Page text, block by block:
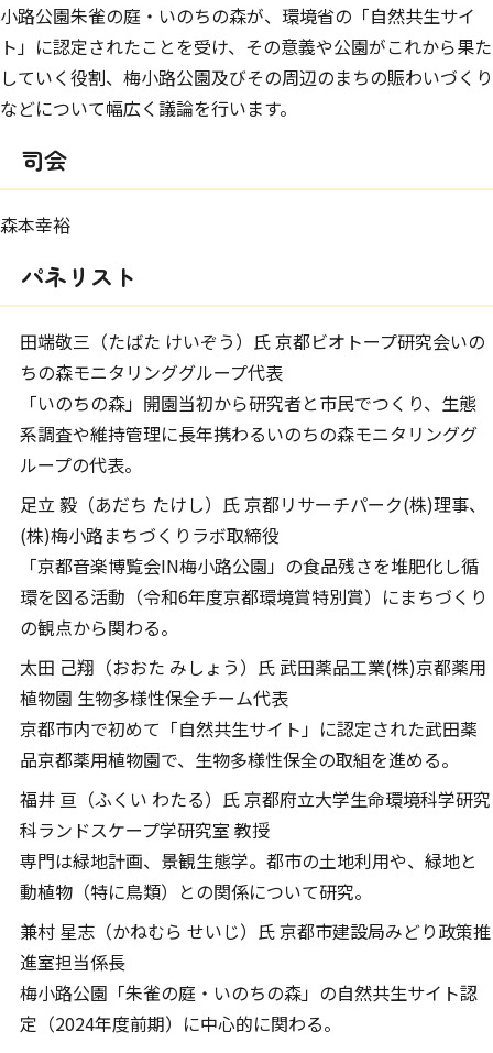
小路公園朱雀の庭・いのちの森が、環境省の「自然共生サイ
ト」に認定されたことを受け、その意義や公園がこれから果た
していく役割、梅小路公園及びその周辺のまちの賑わいづくり
などについて幅広く議論を行います。
司会
森本幸裕
パネリスト
田端敬三（たばた けいぞう）氏 京都ビオトープ研究会いの
ちの森モニタリンググループ代表
「いのちの森」開園当初から研究者と市民でつくり、生態
系調査や維持管理に長年携わるいのちの森モニタリンググ
ループの代表。
足立 毅（あだち たけし）氏 京都リサーチパーク(株)理事、
(株)梅小路まちづくりラボ取締役
「京都音楽博覧会IN梅小路公園」の食品残さを堆肥化し循
環を図る活動（令和6年度京都環境賞特別賞）にまちづくり
の観点から関わる。
太田 己翔（おおた みしょう）氏 武田薬品工業(株)京都薬用
植物園 生物多様性保全チーム代表
京都市内で初めて「自然共生サイト」に認定された武田薬
品京都薬用植物園で、生物多様性保全の取組を進める。
福井 亘（ふくい わたる）氏 京都府立大学生命環境科学研究
科ランドスケープ学研究室 教授
専門は緑地計画、景観生態学。都市の土地利用や、緑地と
動植物（特に鳥類）との関係について研究。
兼村 星志（かねむら せいじ）氏 京都市建設局みどり政策推
進室担当係長
梅小路公園「朱雀の庭・いのちの森」の自然共生サイト認
定（2024年度前期）に中心的に関わる。